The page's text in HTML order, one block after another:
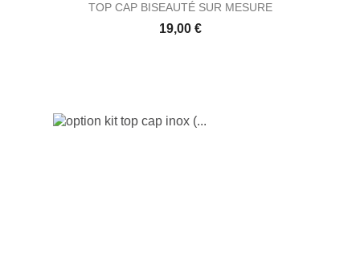
TOP CAP BISEAUTÉ SUR MESURE
Prix
19,00 €